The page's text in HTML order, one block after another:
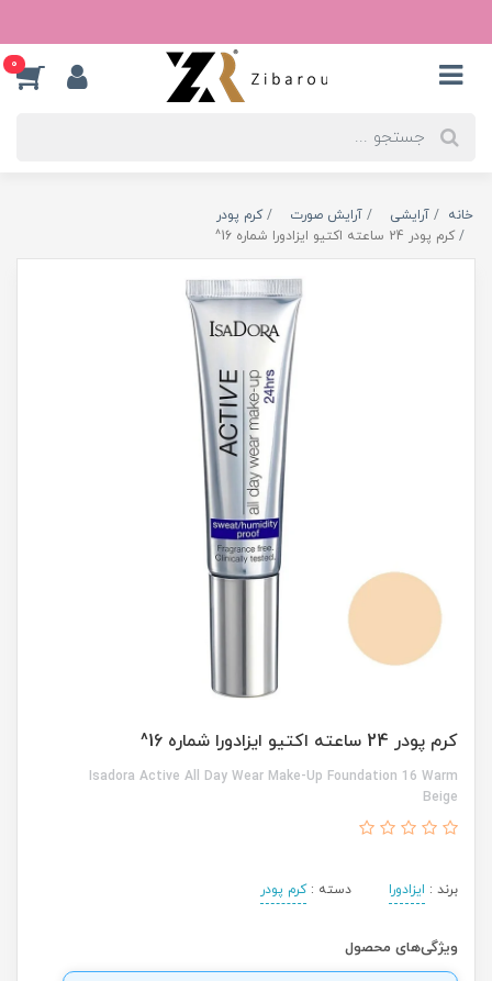
0
خانه آرایشی آرایش صورت
کرم پودر
کرم پودر 24 ساعته اکتیو ایزادورا شماره 16^
کرم پودر 24 ساعته اکتیو ایزادورا شماره 16^
Isadora Active All Day Wear Make-Up Foundation 16 Warm
Beige
برند : ایزادورا دسته :کرم پودر
ویژگی‌های محصول